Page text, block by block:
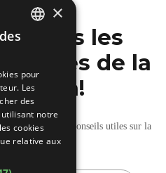
pas les
de la
pleines de conseils utiles sur la
la rénovation.
×
pour
Les
des
notre
cookies
relative aux